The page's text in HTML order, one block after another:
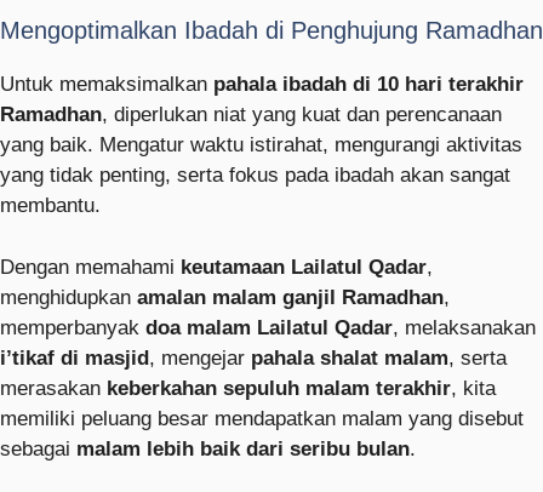
Mengoptimalkan Ibadah di Penghujung Ramadhan
Untuk memaksimalkan pahala ibadah di 10 hari terakhir
Ramadhan, diperlukan niat yang kuat dan perencanaan
yang baik. Mengatur waktu istirahat, mengurangi aktivitas
yang tidak penting, serta fokus pada ibadah akan sangat
membantu.
Dengan memahami keutamaan Lailatul Qadar,
menghidupkan amalan malam ganjil Ramadhan,
memperbanyak doa malam Lailatul Qadar, melaksanakan
i’tikaf di masjid, mengejar pahala shalat malam, serta
merasakan keberkahan sepuluh malam terakhir, kita
memiliki peluang besar mendapatkan malam yang disebut
sebagai malam lebih baik dari seribu bulan.